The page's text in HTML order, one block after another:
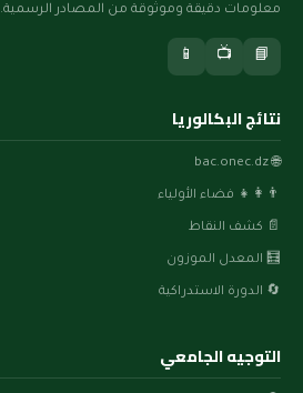
معلومات دقيقة وموثوقة من المصادر الرسمية.
📘
📺
📱
نتائج البكالوريا
🌐 bac.onec.dz
👨‍👩‍👧 فضاء الأولياء
📄 كشف النقاط
🧮 المعدل الموزون
🔄 الدورة الاستدراكية
التوجيه الجامعي